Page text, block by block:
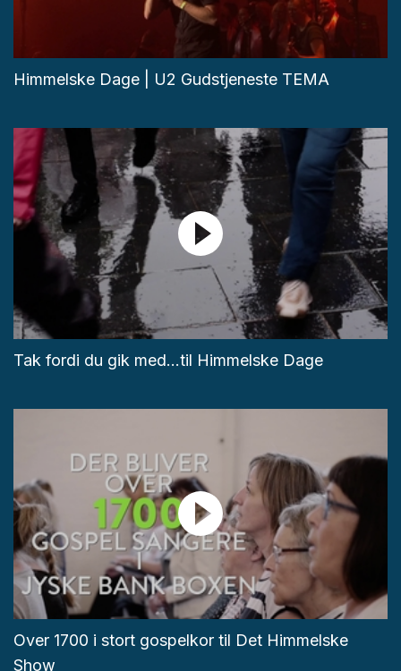
Himmelske Dage | U2 Gudstjeneste TEMA
Tak fordi du gik med...til Himmelske Dage
Over 1700 i stort gospelkor til Det Himmelske
Show